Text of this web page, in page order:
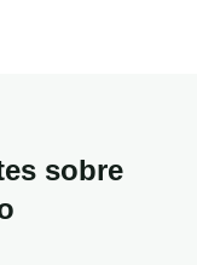
sobre